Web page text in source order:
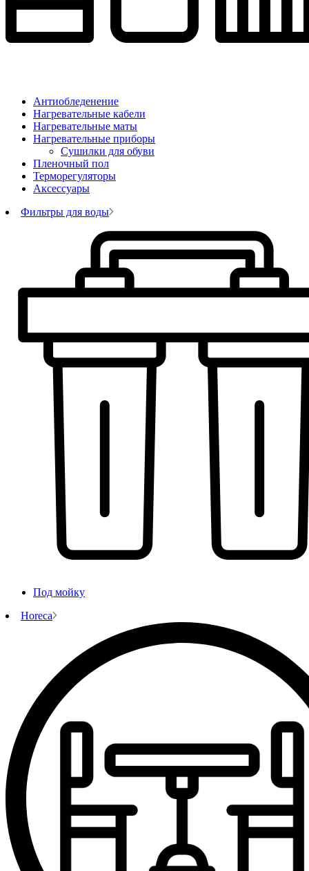
Антиобледенение
Нагревательные кабели
Нагревательные маты
Нагревательные приборы
Сушилки для обуви
Пленочный пол
Терморегуляторы
Аксессуары
Фильтры для воды
Под мойку
Horeca